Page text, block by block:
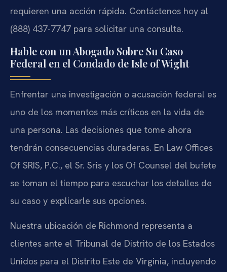
requieren una acción rápida. Contáctenos hoy al
(888) 437-7747 para solicitar una consulta.
Hable con un Abogado Sobre Su Caso
Federal en el Condado de Isle of Wight
Enfrentar una investigación o acusación federal es
uno de los momentos más críticos en la vida de
una persona. Las decisiones que tome ahora
tendrán consecuencias duraderas. En Law Offices
Of SRIS, P.C., el Sr. Sris y los Of Counsel del bufete
se toman el tiempo para escuchar los detalles de
su caso y explicarle sus opciones.
Nuestra ubicación de Richmond representa a
clientes ante el Tribunal de Distrito de los Estados
Unidos para el Distrito Este de Virginia, incluyendo